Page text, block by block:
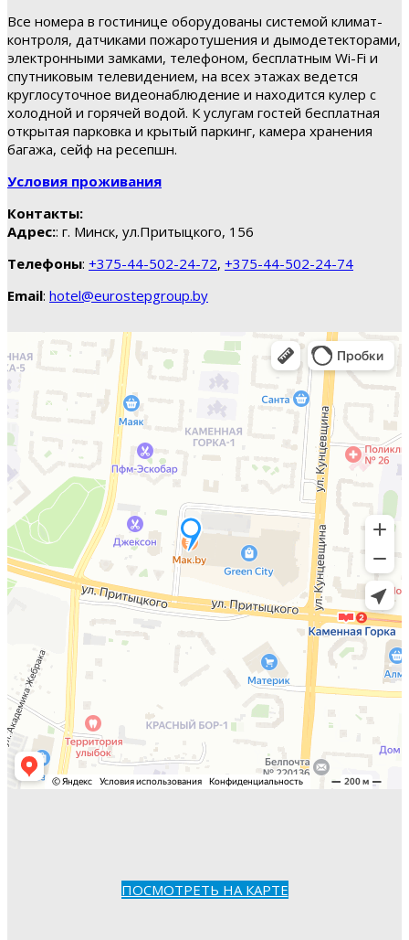
Все номера в гостинице оборудованы системой климат-
контроля, датчиками пожаротушения и дымодетекторами,
электронными замками, телефоном, бесплатным Wi-Fi и
спутниковым телевидением, на всех этажах ведется
круглосуточное видеонаблюдение и находится кулер с
холодной и горячей водой. К услугам гостей бесплатная
открытая парковка и крытый паркинг, камера хранения
багажа, сейф на ресепшн.
Условия проживания
Контакты:
Адрес:: г. Минск, ул.Притыцкого, 156
Телефоны: +375-44-502-24-72, +375-44-502-24-74
Email: hotel@eurostepgroup.by
ПОСМОТРЕТЬ НА КАРТЕ